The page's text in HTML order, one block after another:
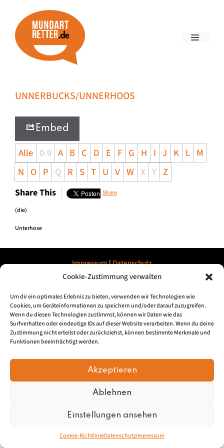
Cookie-Zustimmung verwalten
Um dir ein optimales Erlebnis zu bieten, verwenden wir Technologien wie
Cookies, um Geräteinformationen zu speichern und/oder darauf zuzugreifen.
Wenn du diesen Technologien zustimmst, können wir Daten wie das
Surfverhalten oder eindeutige IDs auf dieser Website verarbeiten. Wenn du deine
Zustimmung nicht erteilst oder zurückziehst, können bestimmte Merkmale und
Funktionen beeinträchtigt werden.
Akzeptieren
Ablehnen
Einstellungen ansehen
Cookie-RichtlinieDatenschutzImpressum
UNNERBUCKS/UNNERHOOS
Embed
Alle 0-9 A B C D E F G H I J K L M
N O P Q R S T U V W X Y Z
Share This Share
(die)
Unterhose
Impressum|Datenschutz